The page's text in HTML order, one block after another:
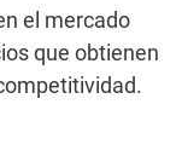
el mercado
que obtienen